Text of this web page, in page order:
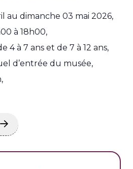
au dimanche 03 mai 2026,
à 18h00,
4 à 7 ans et de 7 à 12 ans,
d’entrée du musée,